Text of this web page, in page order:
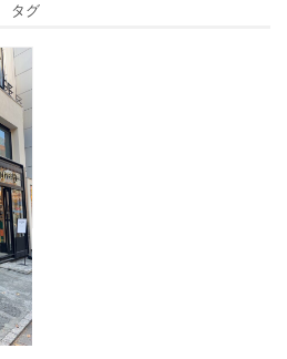
タグ
仏